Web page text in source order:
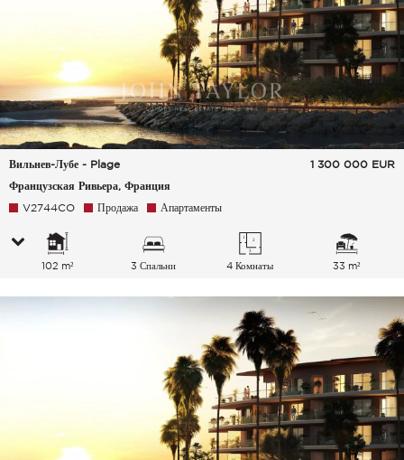
Вильнев-Лубе - Plage
Французская Ривьера, Франция
1 300 000 EUR
V2744CO Продажа Апартаменты
102 m² 3 Спальни 4 Комнаты 33 m²